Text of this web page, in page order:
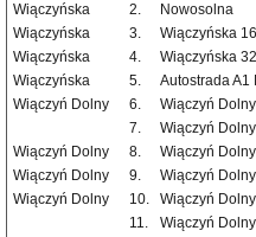
Wiączyńska
2.
Nowosolna
Wiączyńska
3.
Wiączyńska
Wiączyńska
4.
Wiączyńska
Wiączyńska
5.
Autostrada A1
Wiączyń Dolny
6.
Wiączyń
7.
Wiączyń
Wiączyń Dolny
8.
Wiączyń
Wiączyń Dolny
9.
Wiączyń
Wiączyń Dolny
10.
Wiączyń
11.
Wiączyń